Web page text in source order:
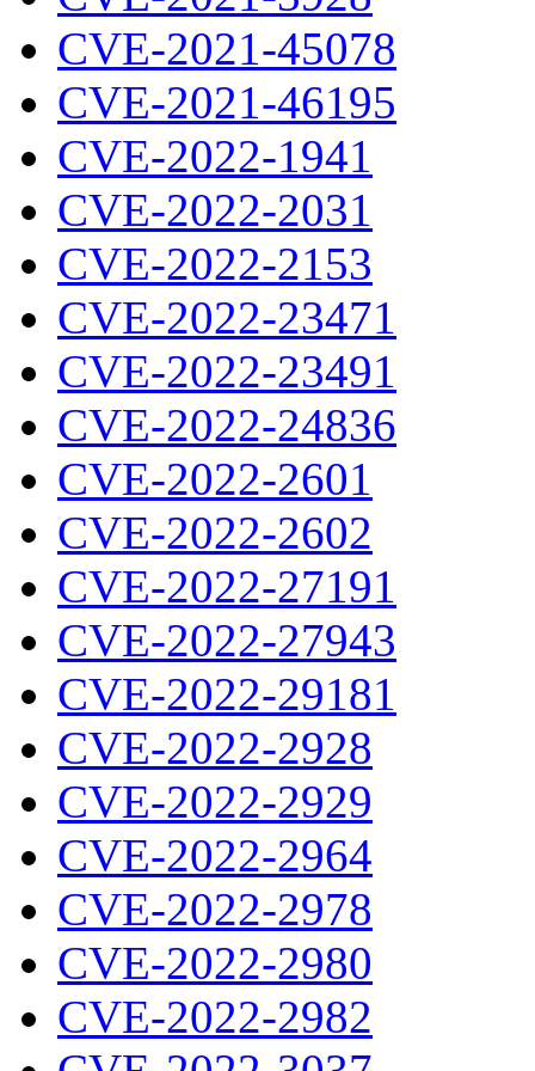
CVE-2021-45078
CVE-2021-46195
CVE-2022-1941
CVE-2022-2031
CVE-2022-2153
CVE-2022-23471
CVE-2022-23491
CVE-2022-24836
CVE-2022-2601
CVE-2022-2602
CVE-2022-27191
CVE-2022-27943
CVE-2022-29181
CVE-2022-2928
CVE-2022-2929
CVE-2022-2964
CVE-2022-2978
CVE-2022-2980
CVE-2022-2982